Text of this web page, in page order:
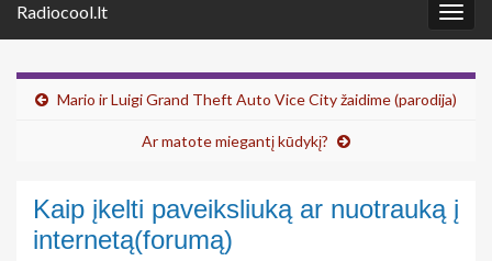
Radiocool.lt
Mario ir Luigi Grand Theft Auto Vice City žaidime (parodija)
Ar matote miegantį kūdykį?
Kaip įkelti paveiksliuką ar nuotrauką į
internetą(forumą)